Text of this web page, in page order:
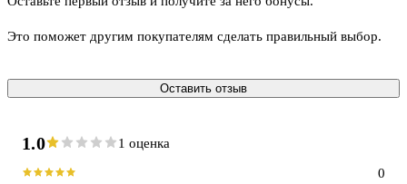
Это поможет другим покупателям сделать правильный выбор.
Оставить отзыв
1.0 1 оценка
0